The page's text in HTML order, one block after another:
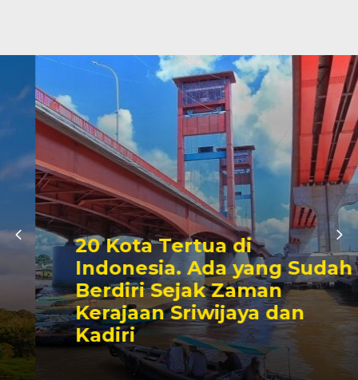
20 Kota Tertua di
Indonesia. Ada yang Sudah
Berdiri Sejak Zaman
Kerajaan Sriwijaya dan
Kadiri